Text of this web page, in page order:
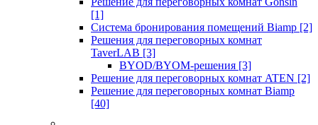
[1]
Система бронирования помещений Biamp [2]
Решения для переговорных комнат
TaverLAB [3]
BYOD/BYOM-решения [3]
Решение для переговорных комнат ATEN [2]
Решение для переговорных комнат Biamp
[40]